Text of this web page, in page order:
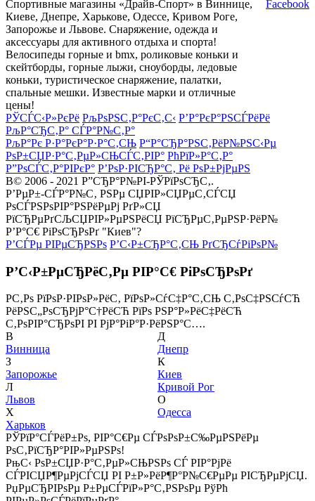
Спортивные магазины «Драйв-Спорт» в Виннице,
Киеве, Днепре, Харькове, Одессе, Кривом Роге,
Запорожье и Львове. Снаряжение, одежда и
аксессуары для активного отдыха и спорта!
Велосипеды горные и bmx, роликовые коньки и
скейтборды, горные лыжи, сноуборды, ледовые
коньки, туристическое снаряжение, палатки,
спальные мешки. Известные марки и отличные
цены!
Facebook
РЎСЃС‹Р»РєРё РљРѕРЅС‚Р°РєС‚С‹ Р’Р°РєР°РЅСЃРёРё
РљР°СЂС‚Р° СЃР°Р№С‚Р°
РљР°Рє Р·Р°РєР°Р·Р°С‚СЊ Р“Р°СЂР°РЅС‚РёР№РЅС‹Рµ
РѕР±СЏР·Р°С‚РµР»СЊСЃС‚РІР° РћРїР»Р°С‚Р°
Р”РѕСЃС‚Р°РІРєР° Р’РѕР·РІСЂР°С‚ Рё РѕР±РјРµРЅ
В© 2006 - 2021 Р”СЂР°Р№РІ-РЎРїРѕСЂС‚.
Р’РµР±-СЃР°Р№С‚ РЅРµ СЏРІР»СЏРµС‚СЃСЏ
РѕСЃРЅРѕРІР°РЅРёРµРј РґР»СЏ
РїСЂРµРґСЉСЏРІР»РµРЅРёСЏ РїСЂРµС‚РµРЅР·РёР№
Р’Р°С€ РіРѕСЂРѕРґ "Киев"?
Р’СЃРµ РІРµСЂРЅРѕ Р’С‹Р±СЂР°С‚СЊ РґСЂСѓРіРѕР№
Р’С‹Р±РµСЂРёС‚Рµ РІР°С€ РіРѕСЂРѕРґ
Р­С‚Рѕ РїРѕР·РІРѕР»РёС‚ РїРѕР»СѓС‡Р°С‚СЊ С‚РѕС‡РЅСѓСЋ
РёРЅС„РѕСЂРјР°С†РёСЋ РїРѕ РЅР°Р»РёС‡РёСЋ
С‚РѕРІР°СЂРѕРІ РІ РјР°РіР°Р·РёРЅР°С….
В
Винница
З
Запорожье
Л
Львов
Х
Харьков
Д
Днепр
К
Киев
Кривой Рог
О
Одесса
РЎРїР°СЃРёР±Рѕ, РІР°С€Рµ СЃРѕРѕР±С‰РµРЅРёРµ
РѕС‚РїСЂР°РІР»РµРЅРѕ!
РњС‹ РѕР±СЏР·Р°С‚РµР»СЊРЅРѕ СЃ РІР°РјРё
СЃРІСЏР¶РµРјСЃСЏ РІ Р±Р»РёР¶Р°Р№С€РµРµ РІСЂРµРјСЏ.
РџРµСЂРІРѕРµ Р±РµСЃРїР»Р°С‚РЅРѕРµ РўРћ